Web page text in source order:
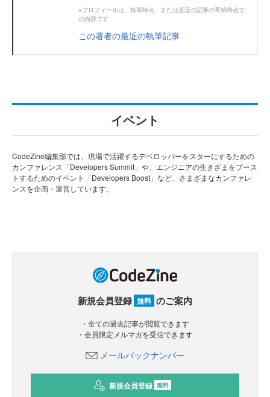
※プロフィールは、執筆時点、または直近の記事の寄稿時点で
の内容です
この著者の最近の執筆記事
イベント
CodeZine編集部では、現場で活躍するデベロッパーをスターにするための
カンファレンス「Developers Summit」や、エンジニアの生きざまをブース
トするためのイベント「Developers Boost」など、さまざまなカンファレ
ンスを企画・運営しています。
新規会員登録 無料 のご案内
・全ての過去記事が閲覧できます
・会員限定メルマガを受信できます
メールバックナンバー
新規会員登録 無料